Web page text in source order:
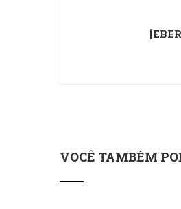
VOCÊ TAMBÉM